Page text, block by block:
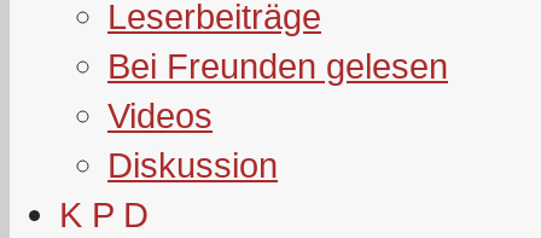
Leserbeiträge
Bei Freunden gelesen
Videos
Diskussion
K P D